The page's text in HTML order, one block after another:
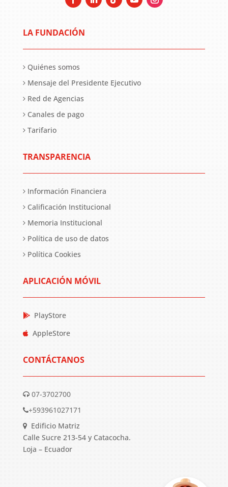
LA FUNDACIÓN
Quiénes somos
Mensaje del Presidente Ejecutivo
Red de Agencias
Canales de pago
Tarifario
TRANSPARENCIA
Información Financiera
Calificación Institucional
Memoria Institucional
Política de uso de datos
Política Cookies
APLICACIÓN MÓVIL
PlayStore
AppleStore
CONTÁCTANOS
07-3702700
+593961027171
Edificio Matriz
Calle Sucre 213-54 y Catacocha.
Loja – Ecuador